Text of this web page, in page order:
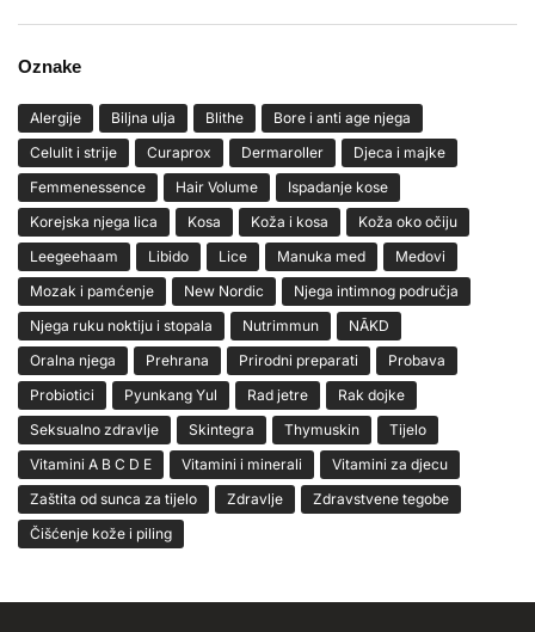
Oznake
Alergije Biljna ulja Blithe
Bore i anti age njega
Celulit i strije
Curaprox Dermaroller
Djeca i majke
Femmenessence
Hair Volume
Ispadanje kose
Korejska njega lica
Kosa Koža i kosa
Koža oko očiju
Leegeehaam
Libido Lice Manuka med
Medovi
Mozak i pamćenje
New Nordic
Njega intimnog područja
Njega ruku noktiju i stopala
Nutrimmun
NĀKD
Oralna njega
Prehrana Prirodni preparati
Probava
Probiotici
Pyunkang Yul Rad jetre
Rak dojke
Seksualno zdravlje
Skintegra Thymuskin
Tijelo
Vitamini A B C D E
Vitamini i minerali
Vitamini za djecu
Zaštita od sunca za tijelo
Zdravlje
Zdravstvene tegobe
Čišćenje kože i piling